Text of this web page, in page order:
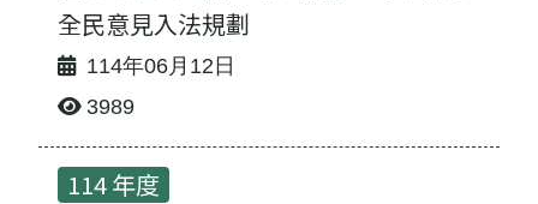
全民意見入法規劃
114年06月12日
3989
114 年度